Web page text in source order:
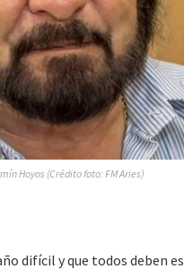
Hoyos (Crédito foto: FM Aries)
difícil y que todos deben